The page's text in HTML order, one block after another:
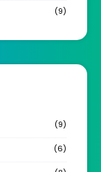
(9)
(9)
(6)